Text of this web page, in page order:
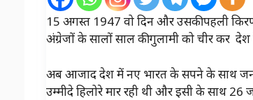
15 अगस्त 1947 वो दिन और उसकी पहली
अंग्रेजों के सालों साल की गुलामी को चीर कर
अब आजाद देश में नए भारत के सपने के साथ
उम्मीदे हिलोरे मार रही थी और इसी के साथ